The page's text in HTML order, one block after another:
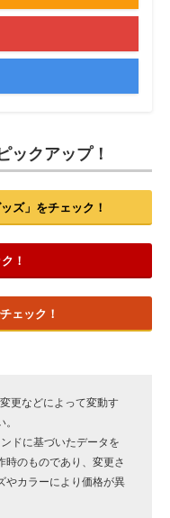
ックアップ！
ズ」をチェック！
！
ェック！
更などによって変動す
ドに基づいたデータを
時のものであり、変更さ
やカラーにより価格が異